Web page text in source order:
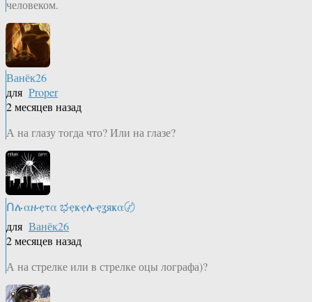
человеком.
Ванёк26
для Proper
2 месяцев назад
А на глазу тогда что? Или на глазе?
Ոሉαዙҿτα ಭҿҝҿሉҿʓяҝα〄
для Ванёк26
2 месяцев назад
А на стрелке или в стрелке оцы лографа)?